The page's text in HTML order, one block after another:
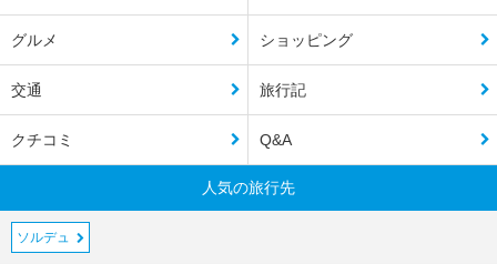
グルメ ショッピング
交通 旅行記
クチコミ Q&A
人気の旅行先
ソルデュ